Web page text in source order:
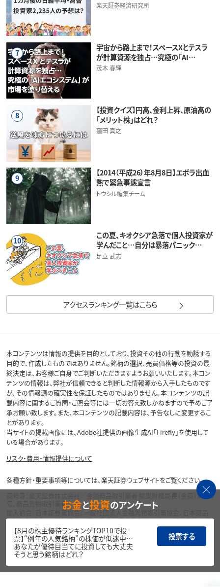
楽天証券経済研究所
7
宇宙から路上まで！スペースXとテスラ
が計算資源を独占…究極の「AI…
茂木 春輝
8
【投資クイズ】円高、金利上昇、原油高の
「メリット株」はどれ？
窪田 真之
9
【2014（平成26）年8月8日】エボラ出血
熱で緊急事態宣言
トウシル編集チーム
10
この夏、キオクシア急落で個人投資家が
学んだこと…自分は暴落パニック…
足立 武志
アクセスランキング一覧はこちら
本コンテンツは情報の提供を目的としており、投資その他の行動を勧誘する
目的で、作成したものではありません。銘柄の選択、売買価格等の投資の最
終決定は、お客様ご自身でご判断いただきますようお願いいたします。本コン
テンツの情報は、弊社が信頼できると判断した情報源から入手したものです
が、その情報源の確実性を保証したものではありません。本コンテンツの記
載内容に関するご質問・ご照会等には一切お答え致しかねますので予めご了
承お願い致します。また、本コンテンツの記載内容は、予告なしに変更するこ
とがあります。
当サイトの掲載画像には、Adobe社提供の画像生成AI「Firefly」を使用して
いる場合があります。
リスク・費用・情報提供について
各種方針・重要事項等については、楽天証券ウェブサイトをご覧ください。
商号等：楽天証券株式会社／金融商品取引業者 関東財務局長（金商）第195
号、商品先物取引業者
加入協会：日本証券業協会、一般社団法人金融先物取引業協会、日本商品
先物取引協会、一般社団法人第二種金融商品取引業協会、一般社団法人資
産運用業協会
Copyright©
1999-2026 Rakuten Securities, Inc. All
Rights Reserved.
お金と投資のアンケート
【8月の株主優待ランキングTOP10で投
票】“例年の人気銘柄”の株価が低迷中…
あなたが優待目当てに投資しても大丈夫
そうと思う銘柄はどれ？
投票する